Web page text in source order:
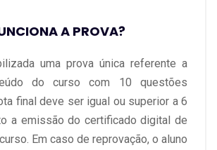
A PROVA?
uma prova única referente a
do curso com 10 questões
final deve ser igual ou superior a 6
a emissão do certificado digital de
Em caso de reprovação, o aluno